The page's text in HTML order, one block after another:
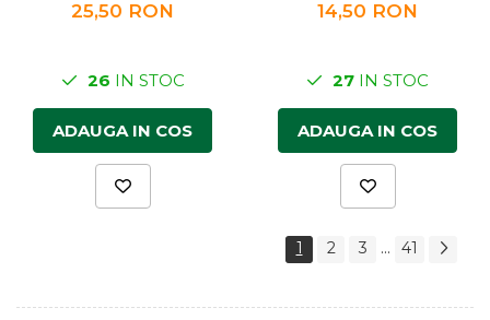
25,50 RON
26 IN STOC
ADAUGA IN COS
14,50 RON
27 IN STOC
ADAUGA IN COS
1 2 3 ... 41